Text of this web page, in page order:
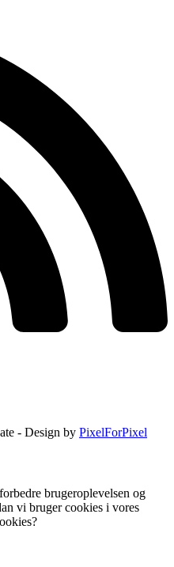
- Design by PixelForPixel
brugeroplevelsen og
vi bruger cookies i vores